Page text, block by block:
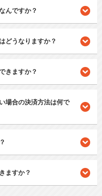
んですか？
どうなりますか？
きますか？
場合の決済方法は何で
ますか？